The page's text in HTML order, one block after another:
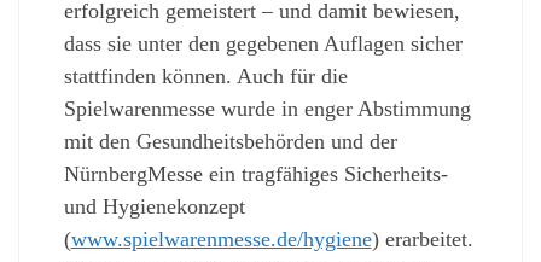
erfolgreich gemeistert – und damit bewiesen,
dass sie unter den gegebenen Auflagen sicher
stattfinden können. Auch für die
Spielwarenmesse wurde in enger Abstimmung
mit den Gesundheitsbehörden und der
NürnbergMesse ein tragfähiges Sicherheits-
und Hygienekonzept
(www.spielwarenmesse.de/hygiene) erarbeitet.